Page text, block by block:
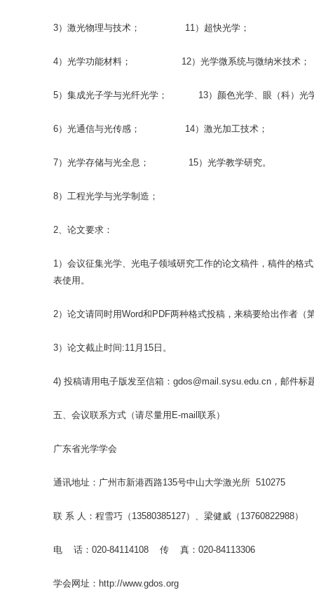
3）激光物理与技术； 11）超快光学；
4）光学功能材料； 12）光学微系统与微纳米技术；
5）集成光子学与光纤光学； 13）颜色光学、眼（科）光
6）光通信与光传感； 14）激光加工技术；
7）光学存储与光全息； 15）光学教学研究。
8）工程光学与光学制造；
2、论文要求：
1）会议征集光学、光电子领域研究工作的论文稿件，稿件的格
表使用。
2）论文请同时用Word和PDF两种格式投稿，来稿要给出作者
3）论文截止时间:11月15日。
4) 投稿请用电子版发至信箱：gdos@mail.sysu.edu.cn，邮件标
五、会议联系方式（请尽量用E-mail联系）
广东省光学学会
通讯地址：广州市新港西路135号中山大学激光所 510275
联 系 人：程雪巧（13580385127）、梁健威（13760822988）
电 话：020-84114108 传 真：020-84113306
学会网址：http://www.gdos.org